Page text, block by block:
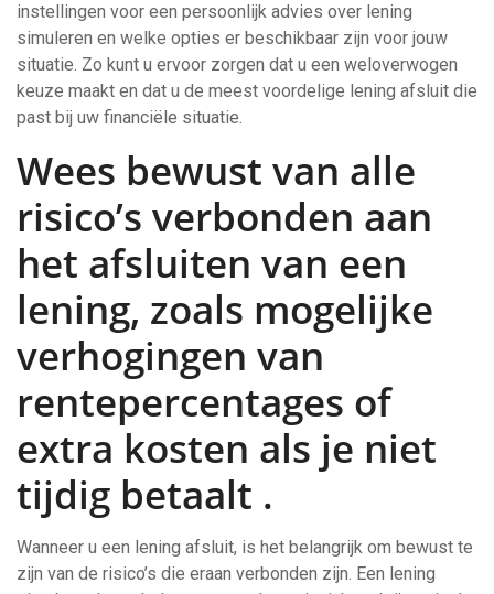
instellingen voor een persoonlijk advies over lening
simuleren en welke opties er beschikbaar zijn voor jouw
situatie. Zo kunt u ervoor zorgen dat u een weloverwogen
keuze maakt en dat u de meest voordelige lening afsluit die
past bij uw financiële situatie.
Wees bewust van alle
risico’s verbonden aan
het afsluiten van een
lening, zoals mogelijke
verhogingen van
rentepercentages of
extra kosten als je niet
tijdig betaalt .
Wanneer u een lening afsluit, is het belangrijk om bewust te
zijn van de risico’s die eraan verbonden zijn. Een lening